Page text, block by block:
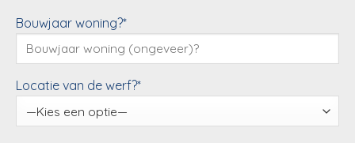
Bouwjaar woning?*
Locatie van de werf?*